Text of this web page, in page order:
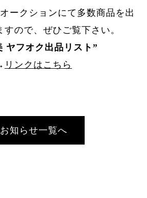
ークションにて多数商品を出
すので、ぜひご覧下さい。
ヤフオク出品リスト”
リンクはこちら
お知らせ一覧へ